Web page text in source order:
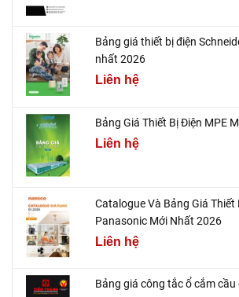
Bảng giá thiết bị điện
nhất 2026
Liên hệ
Bảng Giá Thiết Bị Điện MPE
Liên hệ
Catalogue Và Bảng Giá Thiết
Panasonic Mới Nhất 2026
Liên hệ
Bảng giá công tắc ổ cắm cầu